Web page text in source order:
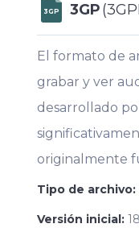
3GP 3GP
El formato de
grabar y ver
desarrollado
originalmente
Tipo de archivo:
Versión inicial: